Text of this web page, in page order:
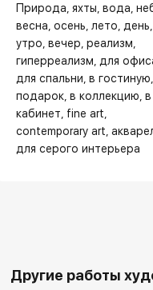
Природа яхты вода
весна осень лето день
утро вечер реализм
гиперреализм для
для спальни в гостиную
подарок в коллекцию в
кабинет fine art
contemporary art
для серого интерьера
Другие работы